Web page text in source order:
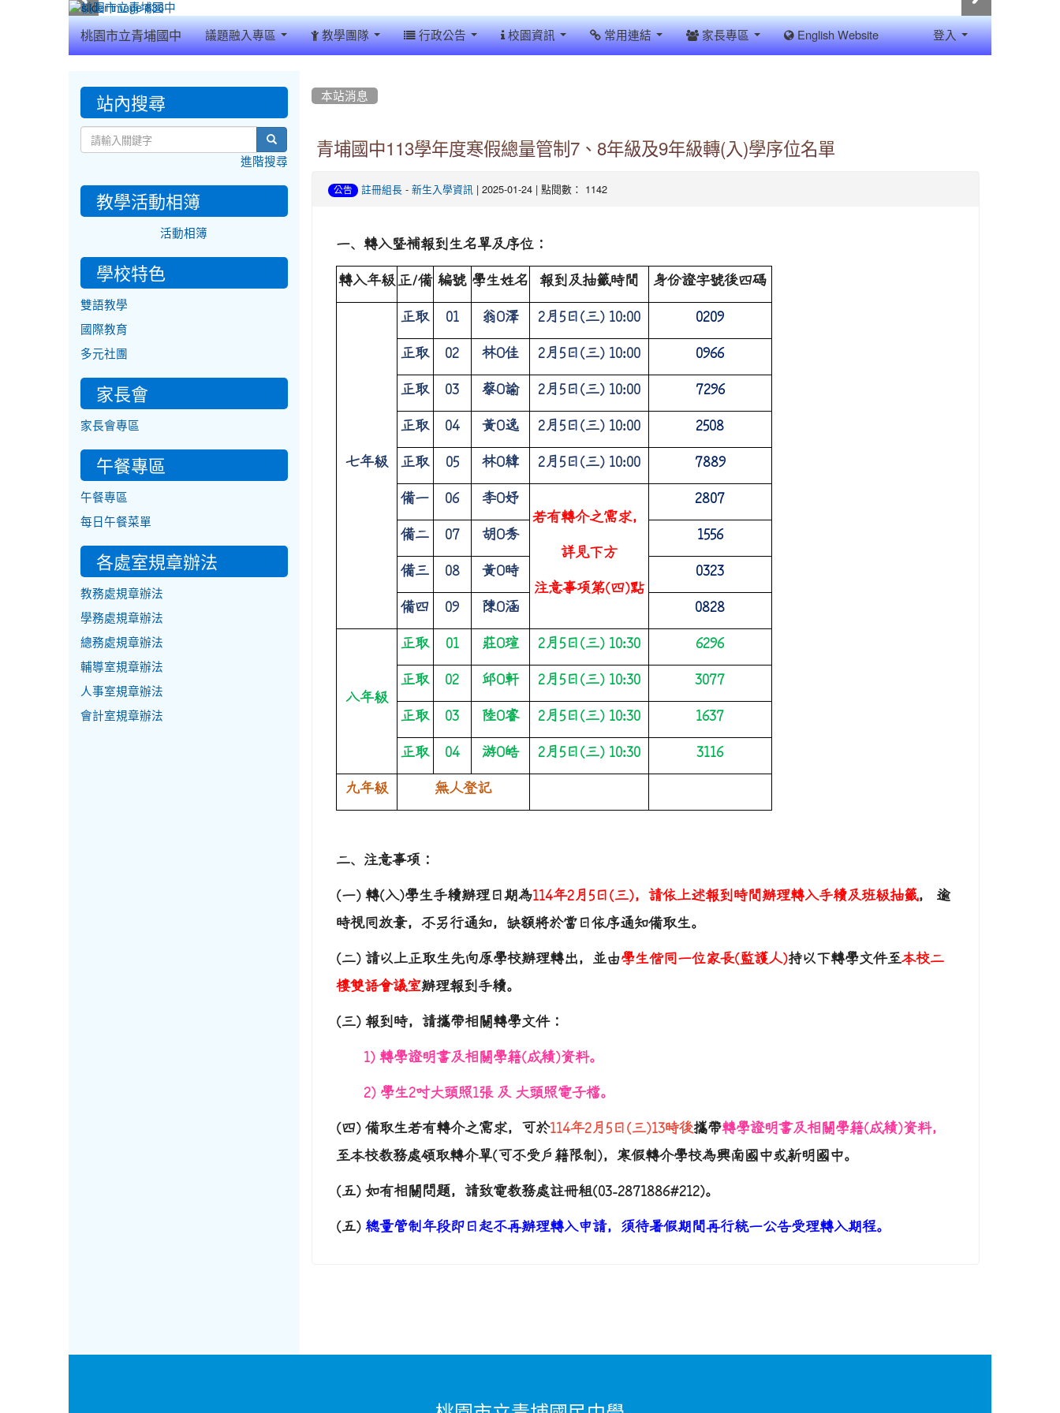
桃園市立青埔國中 議題融入專區 教學團隊 行政公告 校園資訊 常用連結 家長專區 English Website 登入
本站消息
青埔國中113學年度寒假總量管制7、8年級及9年級轉(入)學序位名單
公告 註冊組長- 新生入學資訊| 2025-01-24 | 點閱數： 1142
一、轉入暨補報到生名單及序位：
轉入年級正/備 編號 學生姓名 報到及抽籤時間 身份證字號後四碼
七年級
正取 01 翁O澤 2月5日(三) 10:00
0209
正取
02 林O佳 2月5日(三) 10:00
0966
正取
03 蔡O諭 2月5日(三) 10:00
7296
正取
04 黃O逸 2月5日(三) 10:00
2508
正取
05 林O緯 2月5日(三) 10:00
7889
備一
06 李O妤
若有轉介之需求，
詳見下方
注意事項第(四)點
2807
備二
07 胡O秀
1556
備三
08 黃O時
0323
備四
09 陳O涵 0828
八年級
正取 01 莊O瑄 2月5日(三) 10:30
6296
正取
02 邱O軒 2月5日(三) 10:30
3077
正取
03 陸O睿 2月5日(三) 10:30
1637
正取
04 游O皓 2月5日(三) 10:30
3116
九年級
無人登記
二、注意事項：
(一)轉(入)學生手續辦理日期為114年2月5日(三)，請依上述報到時間辦理轉入手續及班級抽籤，
逾
時視同放棄，不另行通知，缺額將於當日依序通知備取生。
(二)請以上正取生先向原學校辦理轉出，並由學生偕同一位家長(監護人)持以下轉學文件至本校二
樓雙語會議室辦理報到手續。
(三)報到時，請攜帶相關轉學文件：
1)轉學證明書及相關學籍(成績)資料。
2) 學生2吋大頭照1張 及 大頭照電子檔。
(四)備取生若有轉介之需求，可於114年2月5日(三)13時後攜帶轉學證明書及相關學籍(成績)資料，
至本校教務處領取轉介單(可不受戶籍限制)，寒假轉介學校為興南國中或新明國中。
(五) 如有相關問題，請致電教務處註冊組(03-2871886#212)。
(五)總量管制年段即日起不再辦理轉入申請，須待暑假期間再行統一公告受理轉入期程。
::: 站內搜尋
search
進階搜尋
教學活動相簿
活動相簿
學校特色
雙語教學
國際教育
多元社團
家長會
家長會專區
午餐專區
午餐專區
每日午餐菜單
各處室規章辦法
教務處規章辦法
學務處規章辦法
總務處規章辦法
輔導室規章辦法
人事室規章辦法
會計室規章辦法